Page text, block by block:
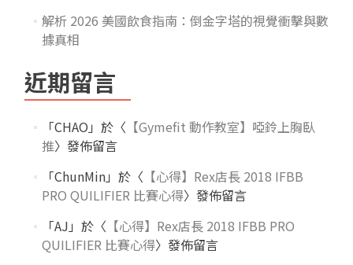
解析 2026 美國飲食指南：倒金字塔的視覺衝擊與數
據真相
近期留言
「CHAO 」於〈 【Gymefit 動作教室】啞鈴上胸臥
推〉發佈留言
「ChunMin」於〈 【心得】Rex店長 2018 IFBB
PRO QUILIFIER 比賽心得〉發佈留言
「AJ 」於〈 【心得】Rex店長 2018 IFBB PRO
QUILIFIER 比賽心得〉發佈留言